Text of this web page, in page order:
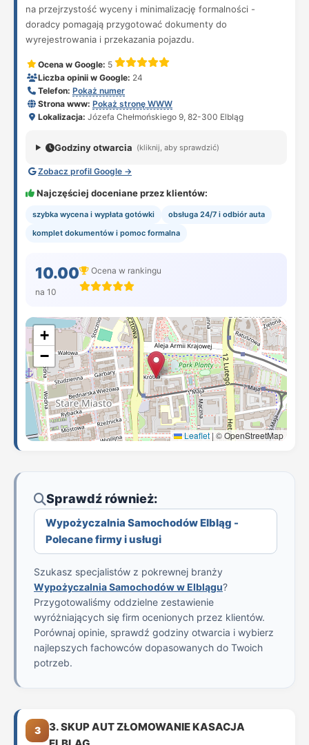
na przejrzystość wyceny i minimalizację formalności -
doradcy pomagają przygotować dokumenty do
wyrejestrowania i przekazania pojazdu.
Ocena w Google: 5
Liczba opinii w Google: 24
Telefon: Pokaż numer
Strona www: Pokaż stronę WWW
Lokalizacja: Józefa Chełmońskiego 9, 82-300 Elbląg
Godziny otwarcia (kliknij, aby sprawdzić)
Zobacz profil Google →
Najczęściej doceniane przez klientów:
szybka wycena i wypłata gotówki
obsługa 24/7 i odbiór auta
komplet dokumentów i pomoc formalna
10.00
na 10
Ocena w rankingu
+
−
Leaflet | © OpenStreetMap
Sprawdź również:
Wypożyczalnia Samochodów Elbląg -
Polecane firmy i usługi
Szukasz specjalistów z pokrewnej branży
Wypożyczalnia Samochodów w Elblągu?
Przygotowaliśmy oddzielne zestawienie
wyróżniających się firm ocenionych przez klientów.
Porównaj opinie, sprawdź godziny otwarcia i wybierz
najlepszych fachowców dopasowanych do Twoich
potrzeb.
3
3. SKUP AUT ZŁOMOWANIE KASACJA